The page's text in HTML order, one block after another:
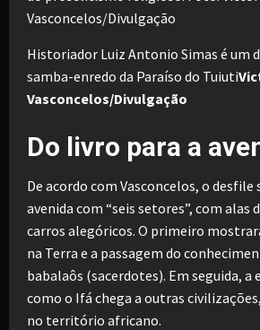
Historiador Luiz Antonio Simas é um
samba-enredo da Paraíso do Tuiuti
Vasconcelos/Divulgação
Do livro para a
De acordo com Vasconcelos, o desfile
avenida com “seis setores”, com alas
carros alegóricos. O primeiro
na Terra e a passagem do
babalaôs (sacerdotes). Em seguida, a
como o Ifá chega a outras
no território africano.